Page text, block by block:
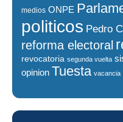
medios ONPE
politicos Pedro
reforma electoral
revocatoria segunda vuelta
opinion Tuesta vacancia